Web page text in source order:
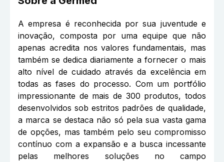
A empresa é reconhecida por sua juventude e
inovação, composta por uma equipe que não
apenas acredita nos valores fundamentais, mas
também se dedica diariamente a fornecer o mais
alto nível de cuidado através da excelência em
todas as fases do processo. Com um portfólio
impressionante de mais de 300 produtos, todos
desenvolvidos sob estritos padrões de qualidade,
a marca se destaca não só pela sua vasta gama
de opções, mas também pelo seu compromisso
contínuo com a expansão e a busca incessante
pelas melhores soluções no campo